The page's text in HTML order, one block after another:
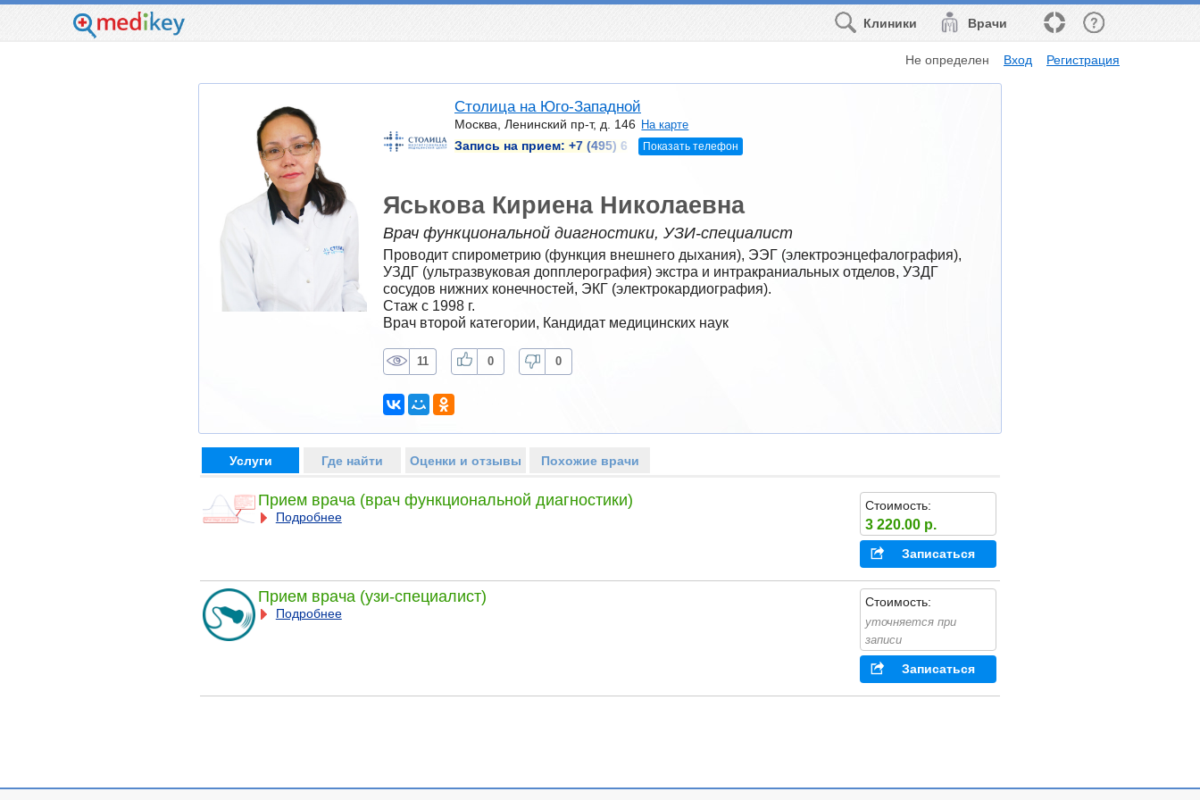
Врачи
Клиники
Не определен Вход Регистрация
Столица на Юго-Западной
Москва, Ленинский пр-т, д. 146 На карте
Запись на прием: +7 (495) 6 Показать телефон
Яськова Кириена Николаевна
Врач функциональной диагностики, УЗИ-специалист
Проводит спирометрию (функция внешнего дыхания), ЭЭГ (электроэнцефалография),
УЗДГ (ультразвуковая допплерография) экстра и интракраниальных отделов, УЗДГ
сосудов нижних конечностей, ЭКГ (электрокардиография).
Стаж с 1998 г.
Врач второй категории, Кандидат медицинских наук
11 0 0
Услуги Где найти Оценки и отзывы Похожие врачи
Прием врача (врач функциональной диагностики)
Подробнее
Стоимость:
3 220.00 р.
Записаться
Прием врача (узи-специалист)
Подробнее
Стоимость:
уточняется при
записи
Записаться